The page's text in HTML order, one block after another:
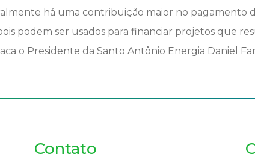
há uma contribuição maior no pagamento
podem ser usados para financiar projetos que
o Presidente da Santo Antônio Energia Daniel
Contato